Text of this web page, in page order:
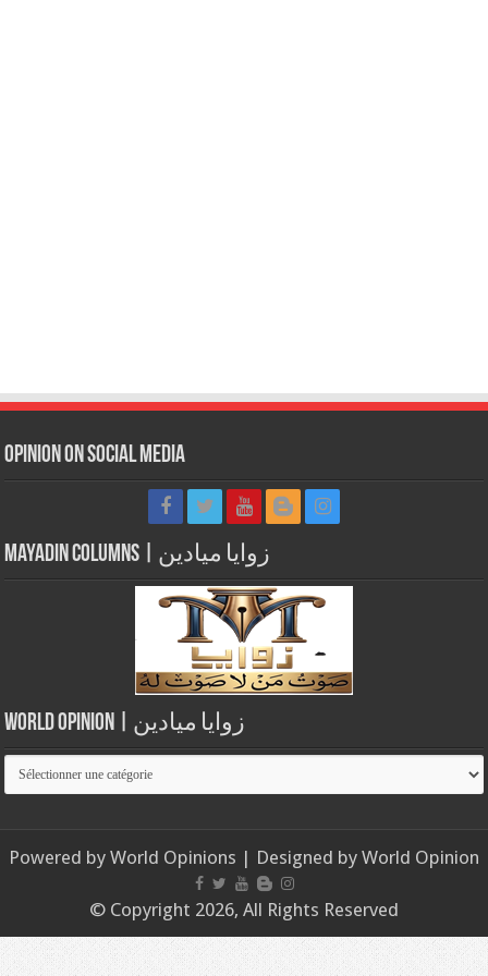
Opinion on Social Media
Mayadin Columns | زوايا ميادين
World Opinion | زوايا ميادين
World
Opinion
ميادين
Powered by World Opinions | Designed by World Opinion
© Copyright 2026, All Rights Reserved